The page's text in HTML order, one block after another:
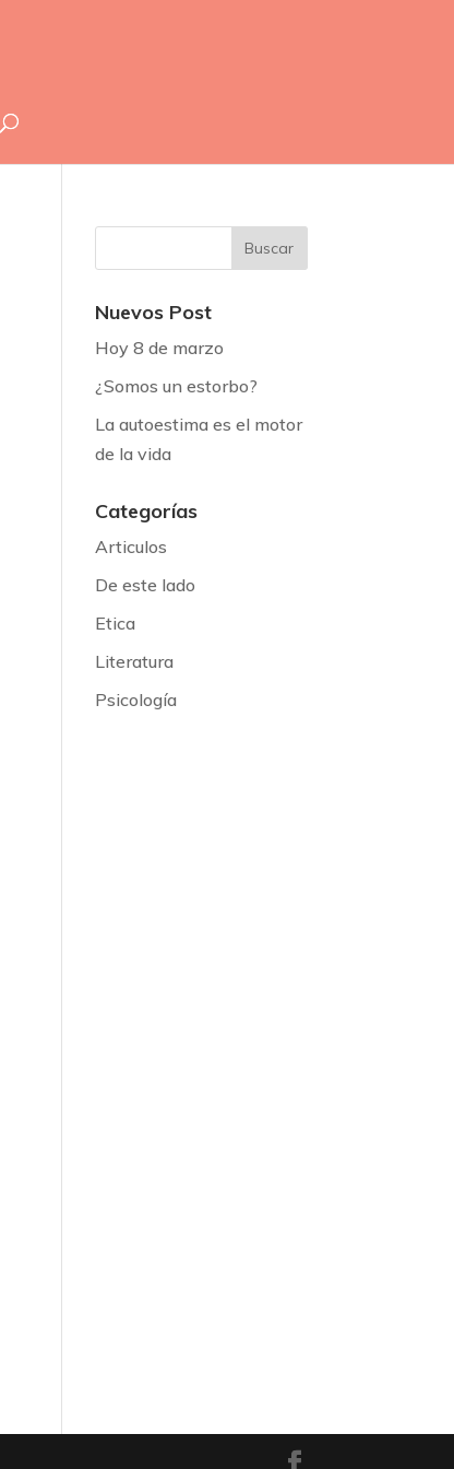
Nuevos Post
Hoy 8 de marzo
¿Somos un estorbo?
La autoestima es el motor
de la vida
Categorías
Articulos
De este lado
Etica
Literatura
Psicología